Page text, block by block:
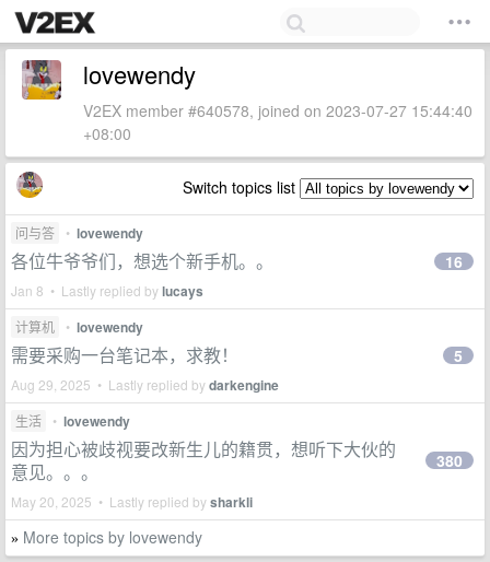
lovewendy
V2EX member #640578, joined on 2023-07-27 15:44:40
+08:00
Switch topics list
问与答 • lovewendy
各位牛爷爷们，想选个新手机。。
Jan 8 • Lastly replied bylucays
16
计算机 • lovewendy
需要采购一台笔记本，求教！
Aug 29, 2025 • Lastly replied bydarkengine
5
生活 • lovewendy
因为担心被歧视要改新生儿的籍贯，想听下大伙的
意见。。。
May 20, 2025 • Lastly replied bysharkli
380
» More topics by lovewendy